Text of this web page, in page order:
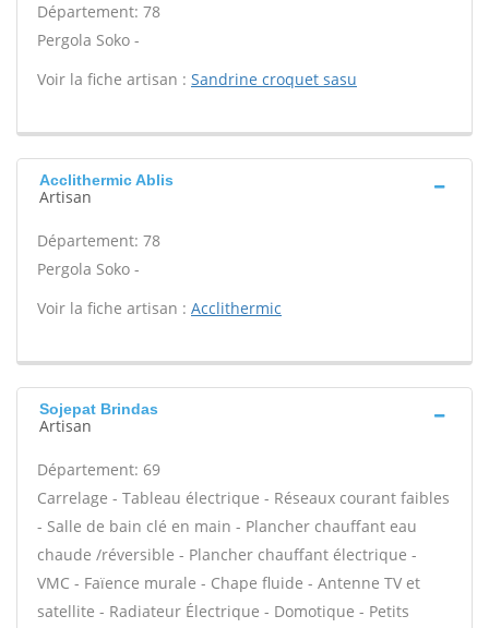
Département: 78
Pergola Soko -
Voir la fiche artisan : Sandrine croquet sasu
Acclithermic Ablis
Artisan
Département: 78
Pergola Soko -
Voir la fiche artisan : Acclithermic
Sojepat Brindas
Artisan
Département: 69
Carrelage - Tableau électrique - Réseaux courant faibles
- Salle de bain clé en main - Plancher chauffant eau
chaude /réversible - Plancher chauffant électrique -
VMC - Faïence murale - Chape fluide - Antenne TV et
satellite - Radiateur Électrique - Domotique - Petits